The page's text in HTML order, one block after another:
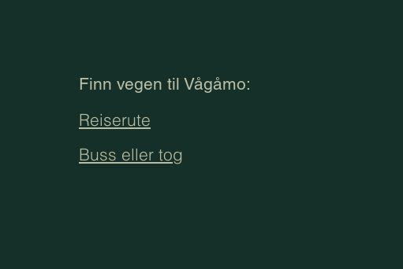
Finn vegen til Vågåmo:
Reiserute
Buss eller tog